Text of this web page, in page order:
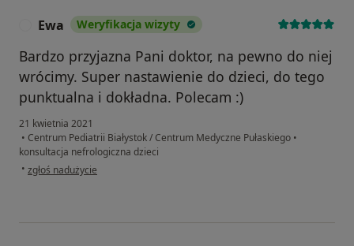
Ewa Weryfikacja wizyty
Bardzo przyjazna Pani doktor, na pewno do niej
wrócimy. Super nastawienie do dzieci, do tego
punktualna i dokładna. Polecam :)
21 kwietnia 2021
• Centrum Pediatrii Białystok / Centrum Medyczne Pułaskiego •
konsultacja nefrologiczna dzieci
• w opinii użytkownika Ewa
zgłoś nadużycie